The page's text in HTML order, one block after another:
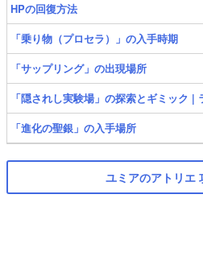
HPの回復方法
「乗り物（プロセラ）」の入手時期
「サップリング」の出現場所
「隠されし実験場」の探索とギミック |
「進化の聖銀」の入手場所
ユミアのアトリエ